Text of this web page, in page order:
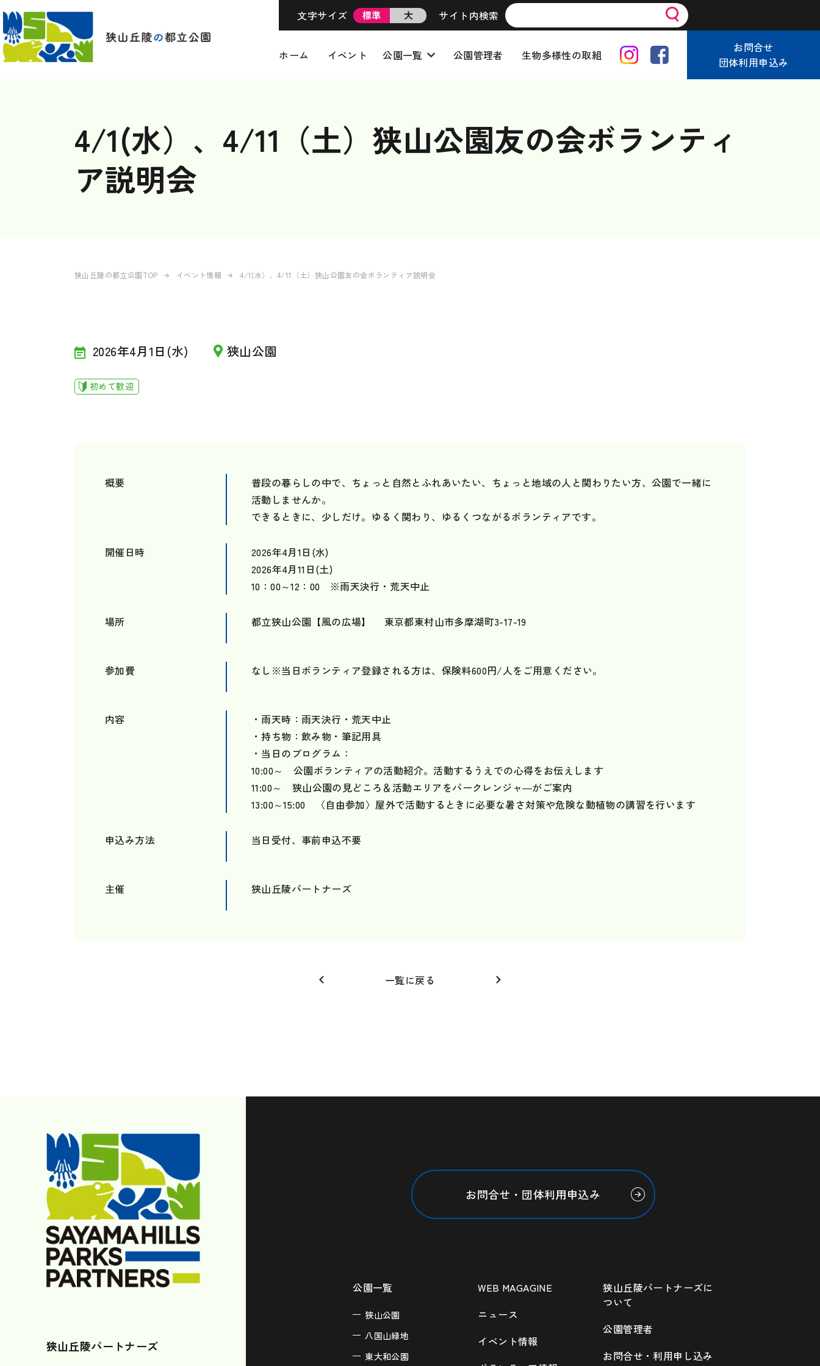
文字サイズ 標準 大 サイト内検索
ホーム イベント 公園一覧 公園管理者 生物多様性の取組
お問合せ
団体利用申込み
4/1(水）、4/11（土）狭山公園友の会ボランティ
ア説明会
狭山丘陵の都立公園TOP イベント情報 4/1(水）、4/11（土）狭山公園友の会ボランティア説明会
2026年4月1日(水) 狭山公園
初めて歓迎
概要
普段の暮らしの中で、ちょっと自然とふれあいたい、ちょっと地域の人と関わりたい方、公園で一緒に
活動しませんか。
できるときに、少しだけ。ゆるく関わり、ゆるくつながるボランティアです。
開催日時
2026年4月1日(水)
2026年4月11日(土)
10：00～12：00 ※雨天決行・荒天中止
場所 都立狭山公園【風の広場】 東京都東村山市多摩湖町3-17-19
参加費 なし※当日ボランティア登録される方は、保険料600円/人をご用意ください。
内容
・雨天時：雨天決行・荒天中止
・持ち物：飲み物・筆記用具
・当日のプログラム：
10:00～ 公園ボランティアの活動紹介。活動するうえでの心得をお伝えします
11:00～ 狭山公園の見どころ＆活動エリアをパークレンジャ―がご案内
13:00～15:00 〈自由参加〉屋外で活動するときに必要な暑さ対策や危険な動植物の講習を行います
申込み方法 当日受付、事前申込不要
主催 狭山丘陵パートナーズ
一覧に戻る
お問合せ・団体利用申込み
公園一覧
狭山公園
八国山緑地
東大和公園
WEB MAGAGINE
ニュース
イベント情報
狭山丘陵パートナーズに
ついて
公園管理者
お問合せ・利用申し込み
狭山丘陵パートナーズ